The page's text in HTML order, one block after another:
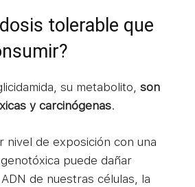
tolerable que
su metabolito, son
y carcinógenas.
nivel de exposición con una
puede dañar
de nuestras células, la